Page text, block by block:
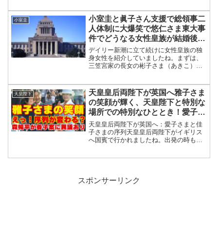
曜報道ですね。こちらはこないだ櫻井よ
しこさんが出演していまし...
小室圭
小室圭と眞子さん支援で総領事二
人体制に大爆笑で悠仁さま東大事
件でどうなる女性皇族が結婚後も
皇室で愛子天皇が！
デイリー新潮に立て続けに女性皇族の独
身女性を紹介していましたね。まずは、
三笠宮家の長女の彬子さま（あきこ）で
す。現在は日本文化を伝える活動に携わ
られているようです。イギ...
天皇陛下
天皇皇后両陛下が英国へ雅子さま
の笑顔が輝く、天皇陛下と特別な
場所での特別なひととき！愛子さ
まと佳子さま序列が変わる？森暢
平の発見、養子案に異議あり
天皇皇后両陛下が英国へ：愛子さまと佳
子さまの序列天皇皇后両陛下がイギリス
へ国賓で行かれましたね。出発の時も空
スポンサーリンク